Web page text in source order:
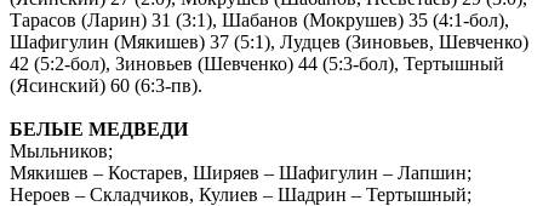
Тарасов (Ларин) 31 (3:1), Шабанов (Мокрушев) 35 (4:1-бол),
Шафигулин (Мякишев) 37 (5:1), Лудцев (Зиновьев, Шевченко)
42 (5:2-бол), Зиновьев (Шевченко) 44 (5:3-бол), Тертышный
(Ясинский) 60 (6:3-пв).
БЕЛЫЕ МЕДВЕДИ
Мыльников;
Мякишев – Костарев, Ширяев – Шафигулин – Лапшин;
Нероев – Складчиков, Кулиев – Шадрин – Тертышный;